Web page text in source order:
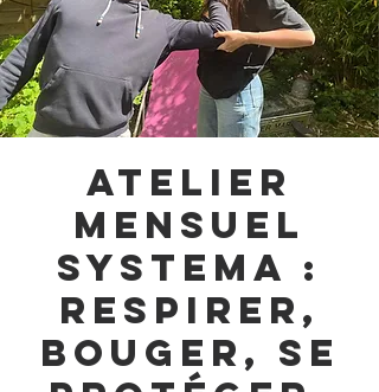
Atelier
mensuel
Systema :
respirer,
bouger, se